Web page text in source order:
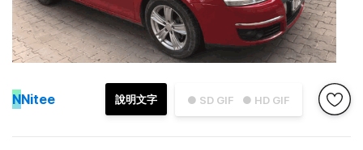
● SD GIF ● HD GIF
說明文字
NNitee